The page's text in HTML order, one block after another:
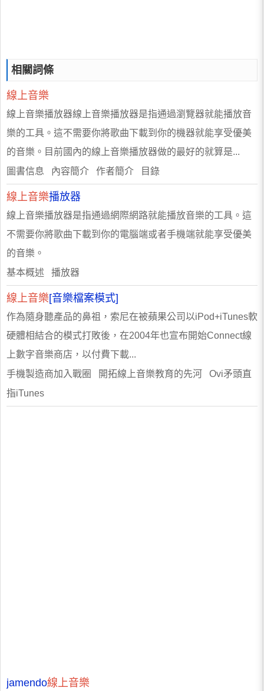
相關詞條
線上音樂
線上音樂播放器線上音樂播放器是指通過瀏覽器就能播放音
樂的工具。這不需要你將歌曲下載到你的機器就能享受優美
的音樂。目前國內的線上音樂播放器做的最好的就算是...
圖書信息 內容簡介 作者簡介 目錄
線上音樂播放器
線上音樂播放器是指通過網際網路就能播放音樂的工具。這
不需要你將歌曲下載到你的電腦端或者手機端就能享受優美
的音樂。
基本概述 播放器
線上音樂[音樂檔案模式]
作為隨身聽產品的鼻祖，索尼在被蘋果公司以iPod+iTunes軟
硬體相結合的模式打敗後，在2004年也宣布開始Connect線
上數字音樂商店，以付費下載...
手機製造商加入戰圈 開拓線上音樂教育的先河 Ovi矛頭直
指iTunes
jamendo線上音樂